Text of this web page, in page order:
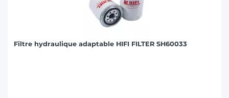
Filtre hydraulique adaptable HIFI FILTER SH60033